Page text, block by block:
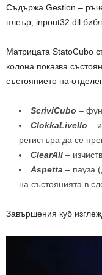
Съдържа Gestion –
плеър; inpout32.dll
Матрицата StatoCubo
колона показва
състоянието на
ScriviCubo –
ClokkaLivello –
регистъра да се
ClearAll –
Aspetta – пауза
на състоянията в
Завършения куб